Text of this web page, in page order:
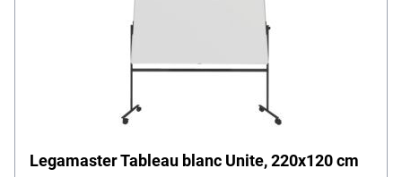
Legamaster Tableau blanc Unite, 220x120 cm